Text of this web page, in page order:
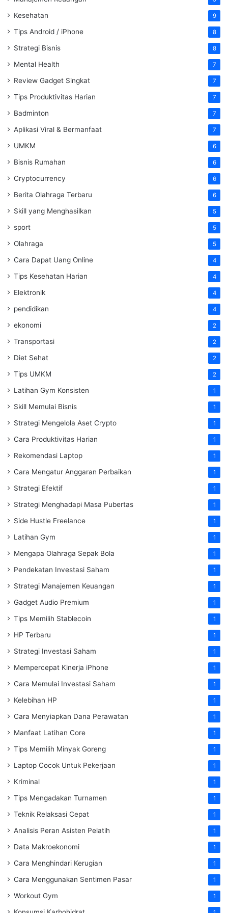
Kesehatan 9
Tips Android / iPhone 8
Strategi Bisnis 8
Mental Health 7
Review Gadget Singkat 7
Tips Produktivitas Harian 7
Badminton 7
Aplikasi Viral & Bermanfaat 7
UMKM 6
Bisnis Rumahan 6
Cryptocurrency 6
Berita Olahraga Terbaru 6
Skill yang Menghasilkan 5
sport 5
Olahraga 5
Cara Dapat Uang Online 4
Tips Kesehatan Harian 4
Elektronik 4
pendidikan 4
ekonomi 2
Transportasi 2
Diet Sehat 2
Tips UMKM 2
Latihan Gym Konsisten 1
Skill Memulai Bisnis 1
Strategi Mengelola Aset Crypto 1
Cara Produktivitas Harian 1
Rekomendasi Laptop 1
Cara Mengatur Anggaran Perbaikan 1
Strategi Efektif 1
Strategi Menghadapi Masa Pubertas 1
Side Hustle Freelance 1
Latihan Gym 1
Mengapa Olahraga Sepak Bola 1
Pendekatan Investasi Saham 1
Strategi Manajemen Keuangan 1
Gadget Audio Premium 1
Tips Memilih Stablecoin 1
HP Terbaru 1
Strategi Investasi Saham 1
Mempercepat Kinerja iPhone 1
Cara Memulai Investasi Saham 1
Kelebihan HP 1
Cara Menyiapkan Dana Perawatan 1
Manfaat Latihan Core 1
Tips Memilih Minyak Goreng 1
Laptop Cocok Untuk Pekerjaan 1
Kriminal 1
Tips Mengadakan Turnamen 1
Teknik Relaksasi Cepat 1
Analisis Peran Asisten Pelatih 1
Data Makroekonomi 1
Cara Menghindari Kerugian 1
Cara Menggunakan Sentimen Pasar 1
Workout Gym 1